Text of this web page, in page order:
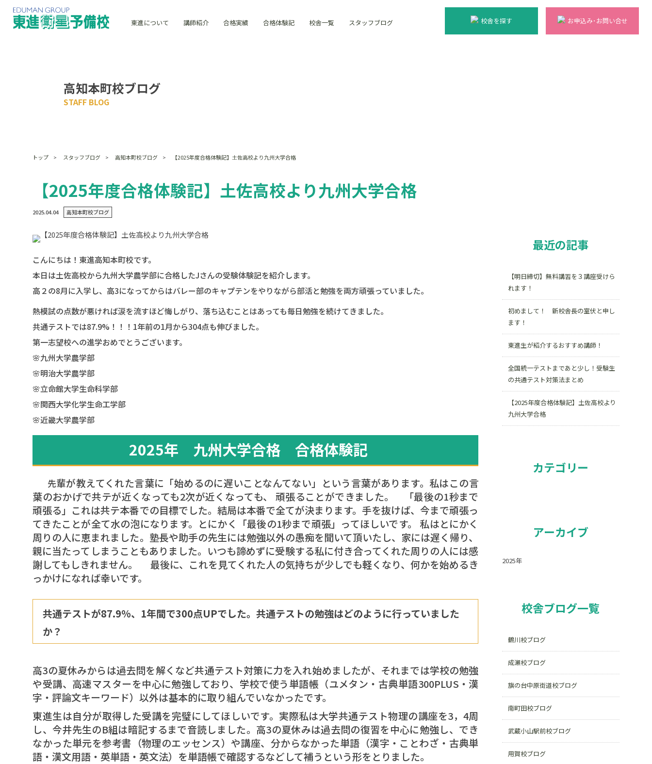
東進について 講師紹介 合格実績 合格体験記 校舎一覧 スタッフブログ 校舎を探す お申込み･お問い合せ
高知本町校ブログ
STAFF BLOG
トップ スタッフブログ 高知本町校ブログ 【2025年度合格体験記】土佐高校より九州大学合格
【2025年度合格体験記】土佐高校より九州大学合格
2025.04.04 高知本町校ブログ
こんにちは！東進高知本町校です。
本日は土佐高校から九州大学農学部に合格したJさんの受験体験記を紹介します。
高２の8月に入学し、高3になってからはバレー部のキャプテンをやりながら部活と勉強を両方頑張っていました。
熱模試の点数が悪ければ涙を流すほど悔しがり、落ち込むことはあっても毎日勉強を続けてきました。
共通テストでは87.9%！！！1年前の1月から304点も伸びました。
第一志望校への進学おめでとうございます。
🌸九州大学農学部
🌸明治大学農学部
🌸立命館大学生命科学部
🌸関西大学化学生命工学部
🌸近畿大学農学部
2025年 九州大学合格 合格体験記
先輩が教えてくれた言葉に「始めるのに遅いことなんてない」という言葉があります。私はこの言
葉のおかげで共テが近くなっても2次が近くなっても、 頑張ることができました。 「最後の1秒まで
頑張る」これは共テ本番での目標でした。結局は本番で全てが決まります。手を抜けば、今まで頑張っ
てきたことが全て水の泡になります。とにかく「最後の1秒まで頑張」ってほしいです。 私はとにかく
周りの人に恵まれました。塾長や助手の先生には勉強以外の愚痴を聞いて頂いたし、家には遅く帰り、
親に当たってしまうこともありました。いつも諦めずに受験する私に付き合ってくれた周りの人には感
謝してもしきれません。 最後に、これを見てくれた人の気持ちが少しでも軽くなり、何かを始めるき
っかけになれば幸いです。
共通テストが87.9%、1年間で300点UPでした。共通テストの勉強はどのように行っていました
か？
高3の夏休みからは過去問を解くなど共通テスト対策に力を入れ始めましたが、それまでは学校の勉強
や受講、高速マスターを中心に勉強しており、学校で使う単語帳（ユメタン・古典単語300PLUS・漢
字・評論文キーワード）以外は基本的に取り組んでいなかったです。
東進生は自分が取得した受講を完璧にしてほしいです。 実際私は大学共通テスト物理の講座を3，4周
し、今井先生のB組は暗記するまで音読しました。高3の夏休みは過去問の復習を中心に勉強し、でき
なかった単元を参考書（物理のエッセンス）や講座、分からなかった単語（漢字・ことわざ・古典単
語・漢文用語・英単語・英文法）を単語帳で確認するなどして補うという形をとりました。
最近の記事
【明日締切】無料講習を３講座受けら
れます！
初めまして！ 新校舎長の室伏と申し
ます！
東進生が紹介するおすすめ講師！
全国統一テストまであと少し！受験生
の共通テスト対策法まとめ
【2025年度合格体験記】土佐高校より
九州大学合格
カテゴリー
アーカイブ
2025年
校舎ブログ一覧
鶴川校ブログ
成瀬校ブログ
旗の台中原街道校ブログ
南町田校ブログ
武蔵小山駅前校ブログ
用賀校ブログ